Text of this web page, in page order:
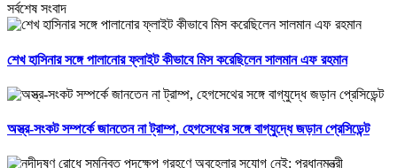
সর্বশেষ সংবাদ
শেখ হাসিনার সঙ্গে পালানোর ফ্লাইট কীভাবে মিস করেছিলেন সালমান এফ রহমান
অস্ত্র-সংকট সম্পর্কে জানতেন না ট্রাম্প, হেগসেথের সঙ্গে বাগ্‌যুদ্ধে জড়ান প্রেসিডেন্ট